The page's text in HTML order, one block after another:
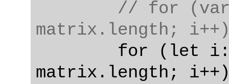
// for (var
matrix.length;
matrix.length;